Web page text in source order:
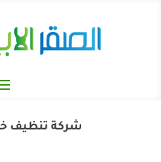
شركة تنظيف